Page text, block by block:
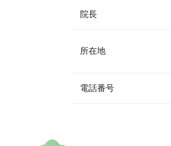
院長
所在地
電話番号